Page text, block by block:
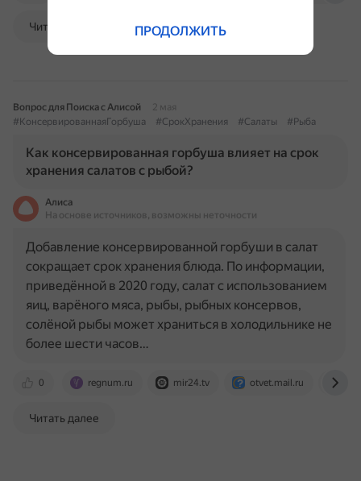
Читать далее
Вопрос для Поиска с Алисой
2 мая
#КонсервированнаяГорбуша
#СрокХранения #Салаты #Рыба
Как консервированная горбуша влияет на срок
хранения салатов с рыбой?
Алиса
На основе источников, возможны неточности
0 regnum.ru mir24.tv otvet.mail.ru
Добавление консервированной горбуши в салат
сокращает срок хранения блюда. По информации,
приведённой в 2020 году, салат с использованием
яиц, варёного мяса, рыбы, рыбных консервов,
солёной рыбы может храниться в холодильнике не
более шести часов…
Читать далее
ПРОДОЛЖИТЬ